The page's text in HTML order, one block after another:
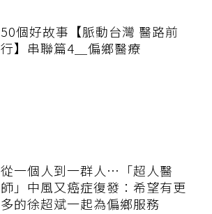
50個好故事【脈動台灣 醫路前
行】串聯篇4＿偏鄉醫療
從一個人到一群人…「超人醫
師」中風又癌症復發：希望有更
多的徐超斌一起為偏鄉服務